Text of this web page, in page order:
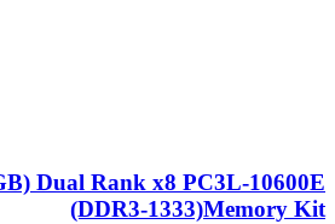
Dual Rank x8 PC3L-10600E
(DDR3-1333)Memory Kit